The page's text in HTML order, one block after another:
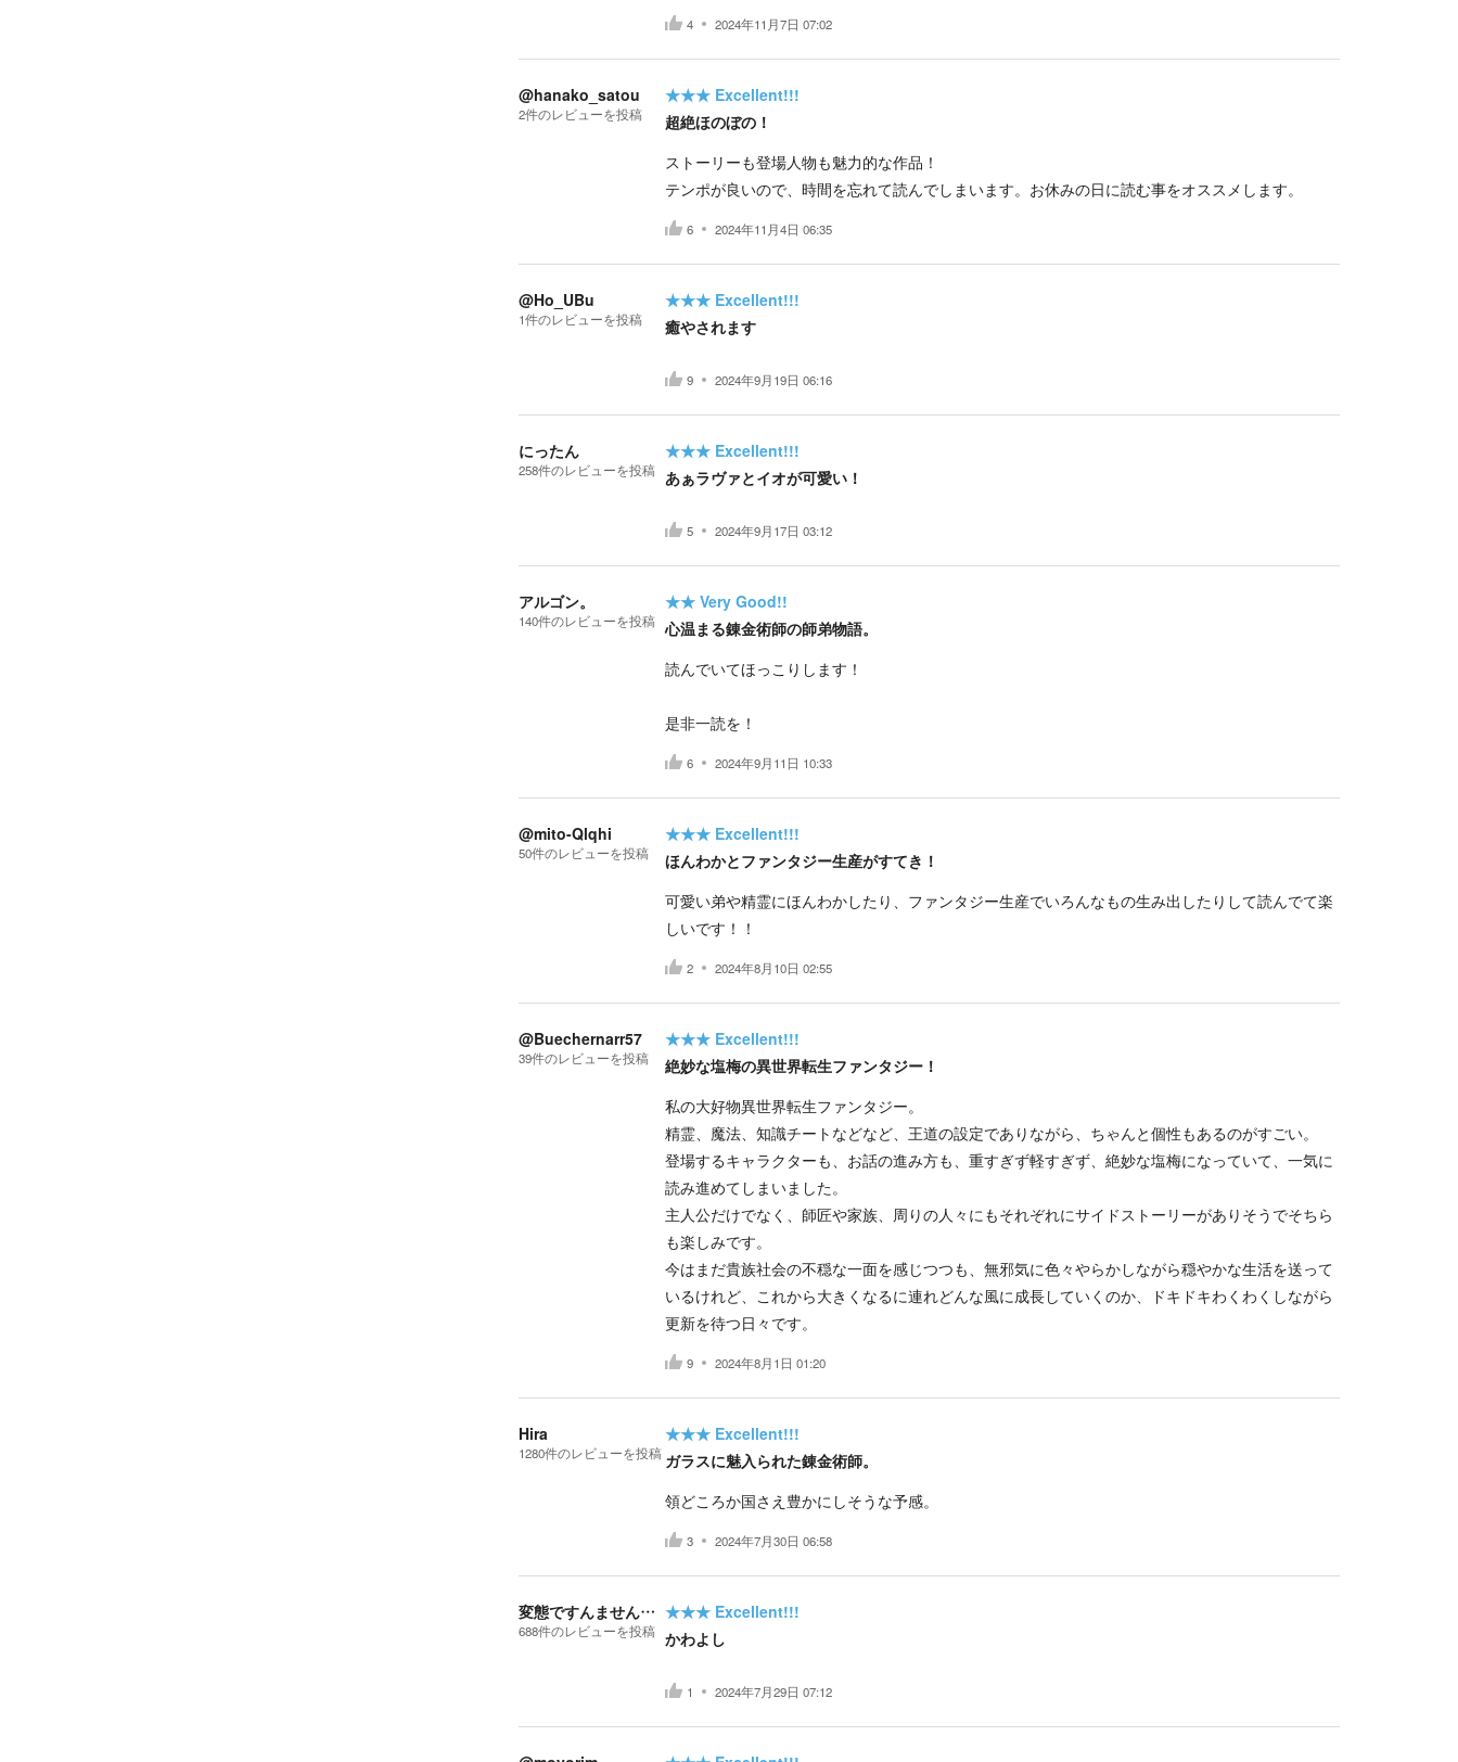
4 2024年11月7日 07:02
@hanako_satou
2件のレビューを投稿
★★★ Excellent!!!
超絶ほのぼの！
ストーリーも登場人物も魅力的な作品！
テンポが良いので、時間を忘れて読んでしまいます。お休みの日に読む事をオススメします。
6 2024年11月4日 06:35
@Ho_UBu
1件のレビューを投稿
★★★ Excellent!!!
癒やされます
9 2024年9月19日 06:16
にったん
258件のレビューを投稿
★★★ Excellent!!!
あぁラヴァとイオが可愛い！
5 2024年9月17日 03:12
アルゴン。
140件のレビューを投稿
★★ Very Good!!
心温まる錬金術師の師弟物語。
読んでいてほっこりします！
是非一読を！
6 2024年9月11日 10:33
@mito-Qlqhi
50件のレビューを投稿
★★★ Excellent!!!
ほんわかとファンタジー生産がすてき！
可愛い弟や精霊にほんわかしたり、ファンタジー生産でいろんなもの生み出したりして読んでて楽
しいです！！
2 2024年8月10日 02:55
@Buechernarr57
39件のレビューを投稿
★★★ Excellent!!!
絶妙な塩梅の異世界転生ファンタジー！
私の大好物異世界転生ファンタジー。
精霊、魔法、知識チートなどなど、王道の設定でありながら、ちゃんと個性もあるのがすごい。
登場するキャラクターも、お話の進み方も、重すぎず軽すぎず、絶妙な塩梅になっていて、一気に
読み進めてしまいました。
主人公だけでなく、師匠や家族、周りの人々にもそれぞれにサイドストーリーがありそうでそちら
も楽しみです。
今はまだ貴族社会の不穏な一面を感じつつも、無邪気に色々やらかしながら穏やかな生活を送って
いるけれど、これから大きくなるに連れどんな風に成長していくのか、ドキドキわくわくしながら
更新を待つ日々です。
9 2024年8月1日 01:20
Hira
1280件のレビューを投稿
★★★ Excellent!!!
ガラスに魅入られた錬金術師。
領どころか国さえ豊かにしそうな予感。
3 2024年7月30日 06:58
変態ですんません…
688件のレビューを投稿
★★★ Excellent!!!
かわよし
1 2024年7月29日 07:12